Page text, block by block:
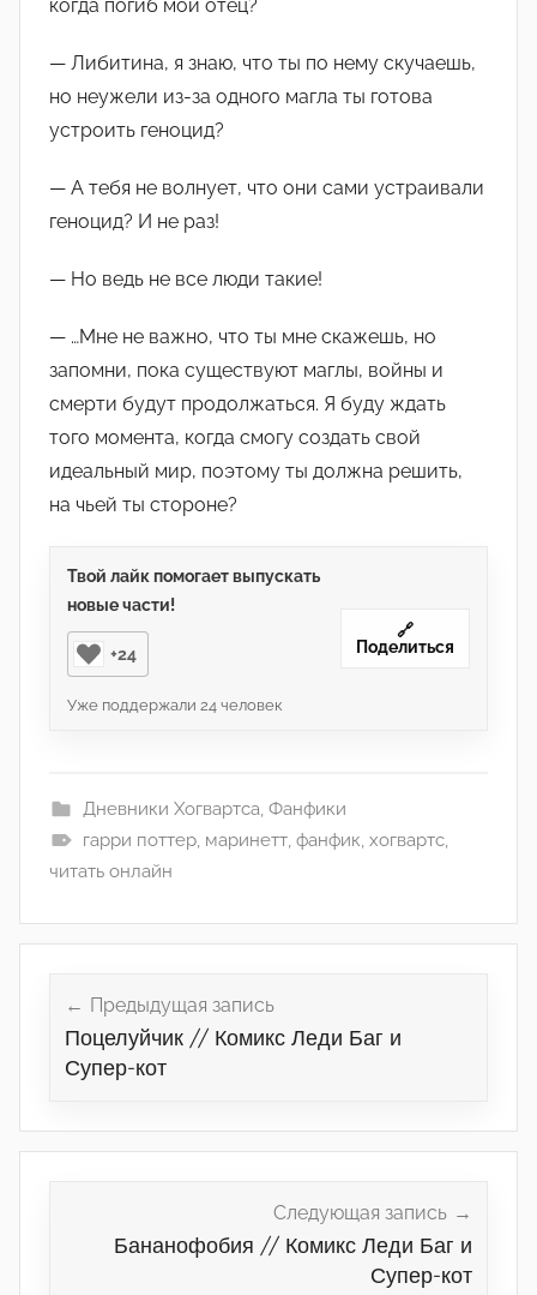
когда погиб мой отец?
— Либитина, я знаю, что ты по нему скучаешь,
но неужели из-за одного магла ты готова
устроить геноцид?
— А тебя не волнует, что они сами устраивали
геноцид? И не раз!
— Но ведь не все люди такие!
— …Мне не важно, что ты мне скажешь, но
запомни, пока существуют маглы, войны и
смерти будут продолжаться. Я буду ждать
того момента, когда смогу создать свой
идеальный мир, поэтому ты должна решить,
на чьей ты стороне?
Твой лайк помогает выпускать
новые части!
+24
Уже поддержали 24 человек
🔗
Поделиться
Дневники Хогвартса, Фанфики
гарри поттер, маринетт, фанфик, хогвартс,
читать онлайн
записям
Предыдущая запись
Поцелуйчик // Комикс Леди Баг и
Супер-кот
Следующая запись
Бананофобия // Комикс Леди Баг и
Супер-кот